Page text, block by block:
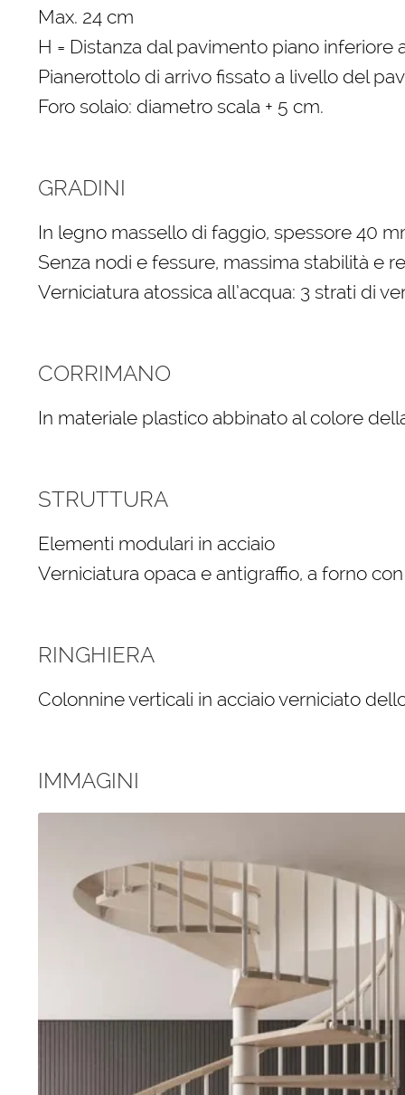
Max. 24 cm
H = Distanza dal pavimento piano
Pianerottolo di arrivo fissato a livello del
Foro solaio: diametro scala + 5 cm.
GRADINI
In legno massello di faggio, spessore 40
Senza nodi e fessure, massima stabilità e
Verniciatura atossica all’acqua: 3 strati di
CORRIMANO
In materiale plastico abbinato al colore
STRUTTURA
Elementi modulari in acciaio
Verniciatura opaca e antigraffio, a forno
RINGHIERA
Colonnine verticali in acciaio verniciato
IMMAGINI